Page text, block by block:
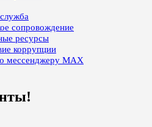
сопровождение
ресурсы
коррупции
мессенджеру MAX